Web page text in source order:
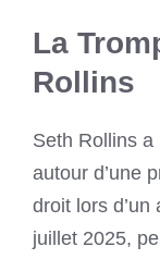
La
Rollins
Seth Rollins
autour d’une
droit lors
juillet 2025,